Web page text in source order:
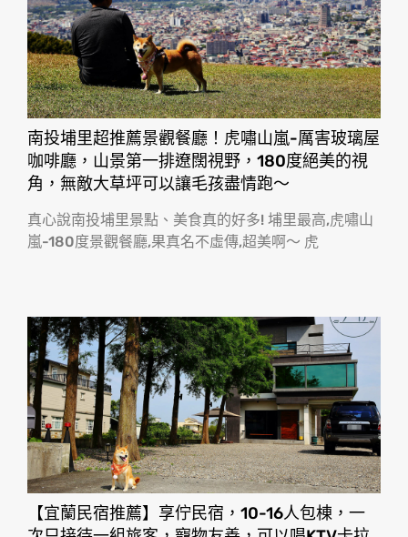
南投埔里超推薦景觀餐廳！虎嘯山嵐-厲害玻璃屋
咖啡廳，山景第一排遼闊視野，180度絕美的視
角，無敵大草坪可以讓毛孩盡情跑〜
真心說南投埔里景點、美食真的好多! 埔里最高,虎嘯山
嵐-180度景觀餐廳,果真名不虛傳,超美啊〜 虎
【宜蘭民宿推薦】享佇民宿，10-16人包棟，一